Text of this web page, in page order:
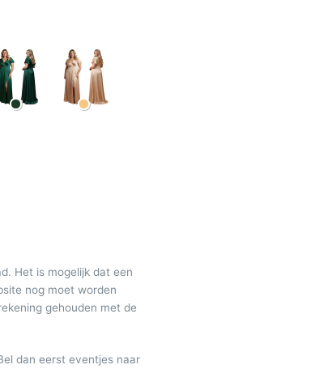
Het is mogelijk dat een
nog moet worden
gehouden met de
dan eerst eventjes naar